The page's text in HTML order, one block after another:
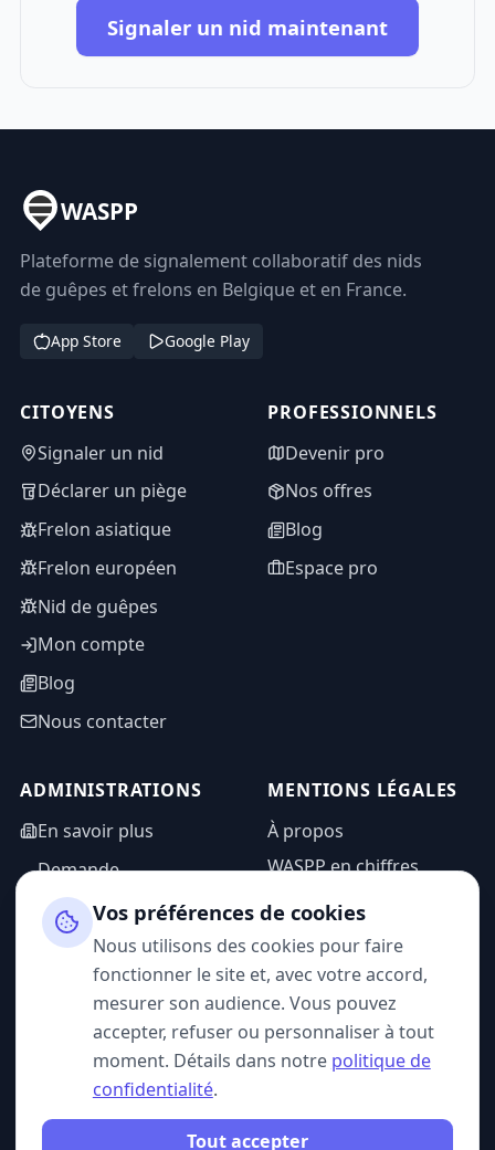
Signaler un nid maintenant
WASPP
Plateforme de signalement collaboratif des nids
de guêpes et frelons en Belgique et en France.
App Store Google Play
CITOYENS
Signaler un nid
Déclarer un piège
Frelon asiatique
Frelon européen
Nid de guêpes
Mon compte
Blog
Nous contacter
PROFESSIONNELS
Devenir pro
Nos offres
Blog
Espace pro
ADMINISTRATIONS
En savoir plus
Demande
d'information
Espace admin
MENTIONS LÉGALES
À propos
WASPP en chiffres
Mentions légales
Politique de
confidentialité
CGU
SUIVEZ-NOUS
Vos préférences de cookies
Nous utilisons des cookies pour faire
fonctionner le site et, avec votre accord,
mesurer son audience. Vous pouvez
accepter, refuser ou personnaliser à tout
moment. Détails dans notre politique de
confidentialité.
Tout accepter